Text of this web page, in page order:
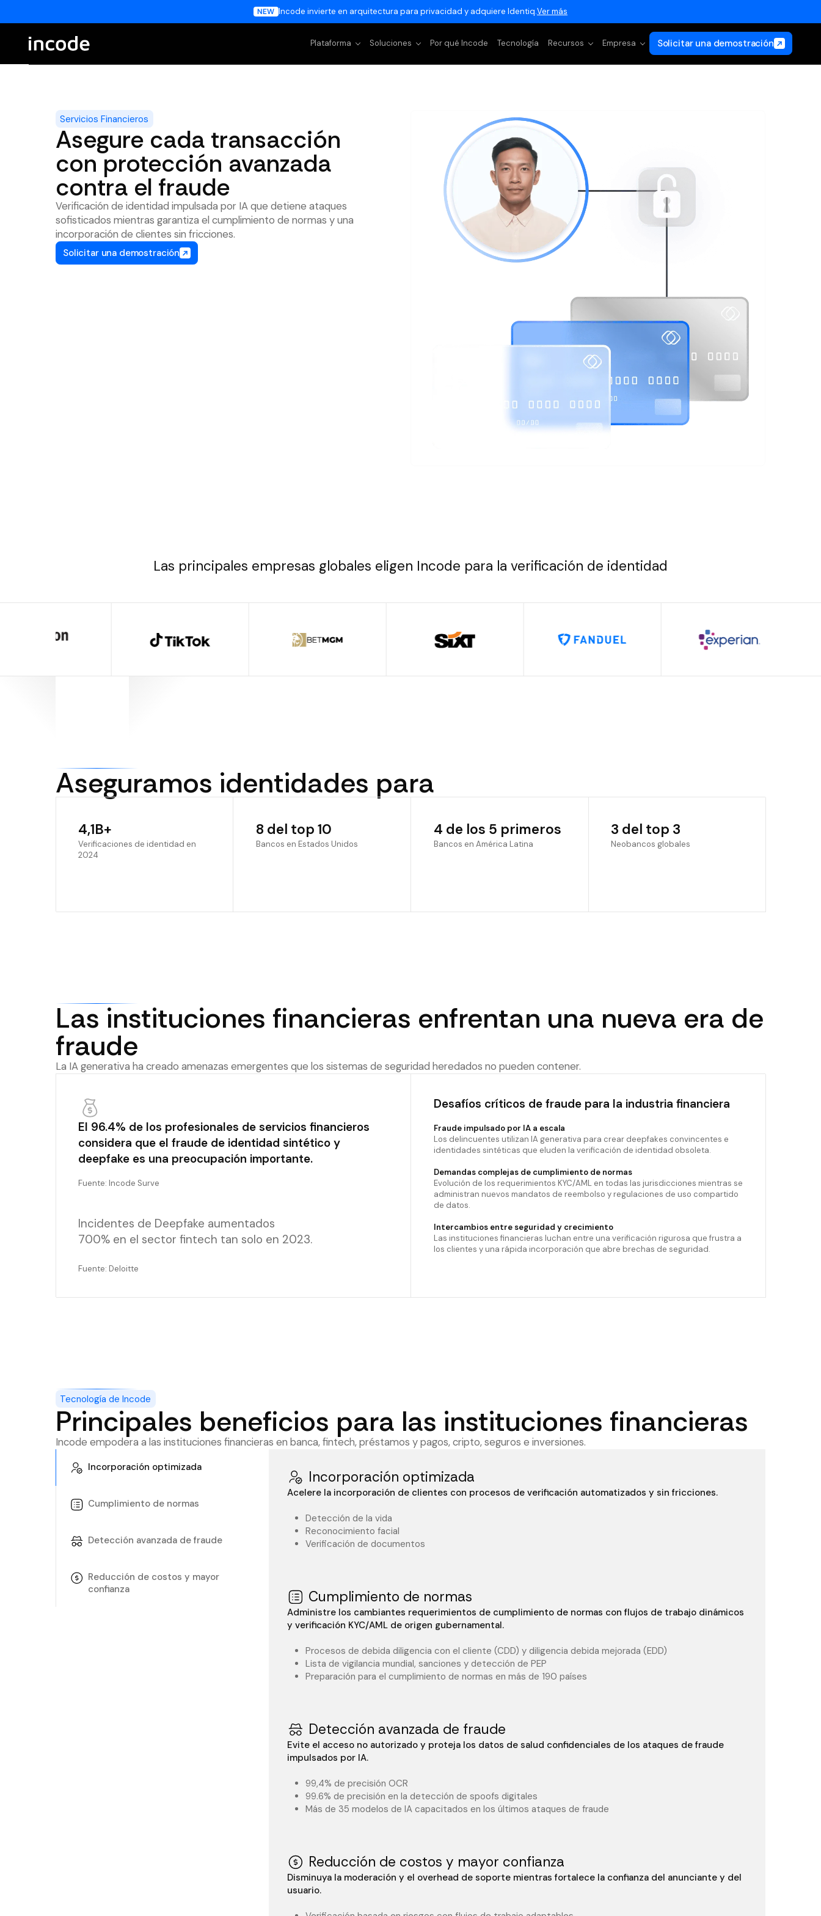
Incode invierte en arquitectura para privacidad y adquiere Identiq.Ver más
Plataforma Soluciones Por qué Incode Tecnología Recursos Empresa Solicitar una demostración
Servicios Financieros
Asegure cada transacción
con protección avanzada
contra el fraude
Verificación de identidad impulsada por IA que detiene ataques
sofisticados mientras garantiza el cumplimiento de normas y una
incorporación de clientes sin fricciones.
Solicitar una demostración
Las principales empresas globales eligen Incode para la verificación de identidad
Aseguramos identidades para
4,1B+
Verificaciones de identidad en
2024
8 del top 10
Bancos en Estados Unidos
4 de los 5 primeros
Bancos en América Latina
3 del top 3
Neobancos globales
Las instituciones financieras enfrentan una nueva era de
fraude
La IA generativa ha creado amenazas emergentes que los sistemas de seguridad heredados no pueden contener.
El 96.4% de los profesionales de servicios financieros
considera que el fraude de identidad sintético y
deepfake es una preocupación importante.
Fuente: Incode Surve
Incidentes de Deepfake aumentados
700% en el sector fintech tan solo en 2023.
Fuente: Deloitte
Desafíos críticos de fraude para la industria financiera
Fraude impulsado por IA a escala
Los delincuentes utilizan IA generativa para crear deepfakes convincentes e
identidades sintéticas que eluden la verificación de identidad obsoleta.
Demandas complejas de cumplimiento de normas
Evolución de los requerimientos KYC/AML en todas las jurisdicciones mientras se
administran nuevos mandatos de reembolso y regulaciones de uso compartido
de datos.
Intercambios entre seguridad y crecimiento
Las instituciones financieras luchan entre una verificación rigurosa que frustra a
los clientes y una rápida incorporación que abre brechas de seguridad.
Tecnología de Incode
Principales beneficios para las instituciones financieras
Incode empodera a las instituciones financieras en banca, fintech, préstamos y pagos, cripto, seguros e inversiones.
Incorporación optimizada
Cumplimiento de normas
Detección avanzada de fraude
Reducción de costos y mayor
confianza
Incorporación optimizada
Acelere la incorporación de clientes con procesos de verificación automatizados y sin fricciones.
Detección de la vida
Reconocimiento facial
Verificación de documentos
Cumplimiento de normas
Administre los cambiantes requerimientos de cumplimiento de normas con flujos de trabajo dinámicos
y verificación KYC/AML de origen gubernamental.
Procesos de debida diligencia con el cliente (CDD) y diligencia debida mejorada (EDD)
Lista de vigilancia mundial, sanciones y detección de PEP
Preparación para el cumplimiento de normas en más de 190 países
Detección avanzada de fraude
Evite el acceso no autorizado y proteja los datos de salud confidenciales de los ataques de fraude
impulsados por IA.
99,4% de precisión OCR
99.6% de precisión en la detección de spoofs digitales
Más de 35 modelos de IA capacitados en los últimos ataques de fraude
Reducción de costos y mayor confianza
Disminuya la moderación y el overhead de soporte mientras fortalece la confianza del anunciante y del
usuario.